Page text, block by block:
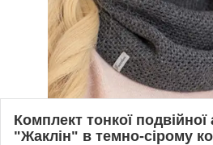
Комплект тонкої
"Жаклін" в темно-сірому